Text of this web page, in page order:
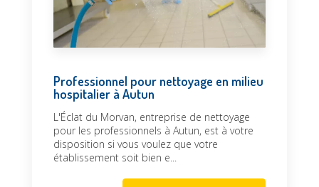
Professionnel pour nettoyage en milieu
hospitalier à Autun
L'Éclat du Morvan, entreprise de nettoyage
pour les professionnels à Autun, est à votre
disposition si vous voulez que votre
établissement soit bien e...